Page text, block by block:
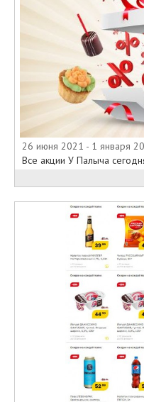
26 июня 2021 - 1 января
Все акции У Палыча